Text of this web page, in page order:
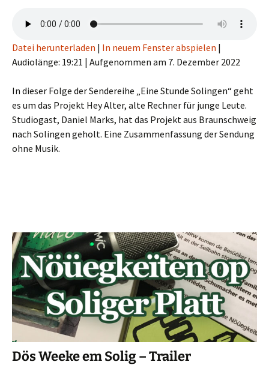
Datei herunterladen | In neuem Fenster abspielen |
Audiolänge: 19:21 | Aufgenommen am 7. Dezember 2022
In dieser Folge der Sendereihe „Eine Stunde Solingen“ geht
es um das Projekt Hey Alter, alte Rechner für junge Leute.
Studiogast, Daniel Marks, hat das Projekt aus Braunschweig
nach Solingen geholt. Eine Zusammenfassung der Sendung
ohne Musik.
Dös Weeke em Solig – Trailer